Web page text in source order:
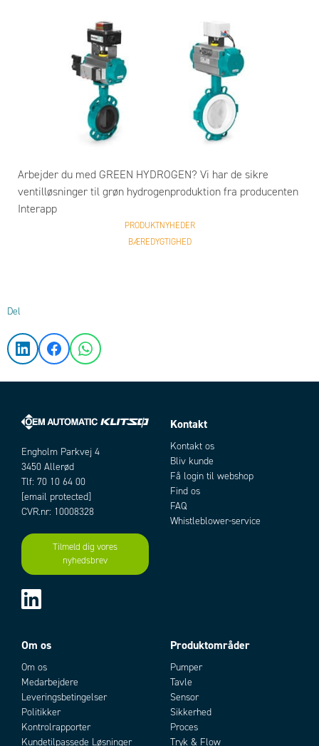
Arbejder du med GREEN HYDROGEN? Vi har de sikre
ventilløsninger til grøn hydrogenproduktion fra producenten
Interapp
PRODUKTNYHEDER
BÆREDYGTIGHED
Del
Engholm Parkvej 4
3450 Allerød
Tlf: 70 10 64 00
[email protected]
CVR.nr: 10008328
Tilmeld dig vores
nyhedsbrev
Kontakt
Kontakt os
Bliv kunde
Få login til webshop
Find os
FAQ
Whistleblower-service
Om os
Om os
Medarbejdere
Leveringsbetingelser
Politikker
Kontrolrapporter
Kundetilpassede Løsninger
Produktområder
Pumper
Tavle
Sensor
Sikkerhed
Proces
Tryk & Flow